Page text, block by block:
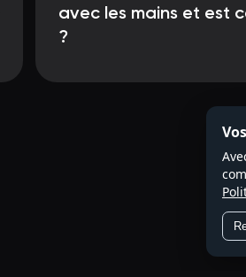
avec les mains et est
?